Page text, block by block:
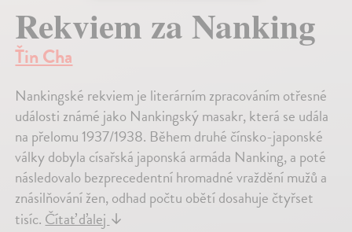
Rekviem za Nanking
Ťin Cha
Nankingské rekviem je literárním zpracováním otřesné
události známé jako Nankingský masakr, která se udála
na přelomu 1937/1938. Během druhé čínsko-japonské
války dobyla císařská japonská armáda Nanking, a poté
následovalo bezprecedentní hromadné vraždění mužů a
znásilňování žen, odhad počtu obětí dosahuje čtyřset
tisíc.Čítať ďalej↓